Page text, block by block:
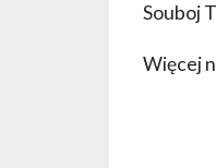
Souboj
Więcej